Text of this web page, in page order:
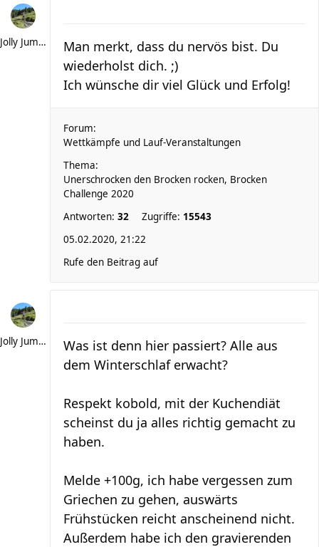
Jolly Jumper
Man merkt, dass du nervös bist. Du
wiederholst dich. ;)
Ich wünsche dir viel Glück und Erfolg!
Forum:
Wettkämpfe und Lauf-Veranstaltungen
Thema:
Unerschrocken den Brocken rocken, Brocken
Challenge 2020
Antworten: 32 Zugriffe: 15543
05.02.2020, 21:22
Rufe den Beitrag auf
Jolly Jumper
Was ist denn hier passiert? Alle aus
dem Winterschlaf erwacht?
Respekt kobold, mit der Kuchendiät
scheinst du ja alles richtig gemacht zu
haben.
Melde +100g, ich habe vergessen zum
Griechen zu gehen, auswärts
Frühstücken reicht anscheinend nicht.
Außerdem habe ich den gravierenden